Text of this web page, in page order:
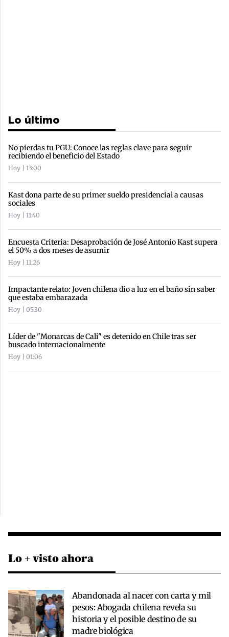
Lo último
No pierdas tu PGU: Conoce las reglas clave para seguir
recibiendo el beneficio del Estado
Hoy | 13:00
Kast dona parte de su primer sueldo presidencial a causas
sociales
Hoy | 11:40
Encuesta Criteria: Desaprobación de José Antonio Kast supera
el 50% a dos meses de asumir
Hoy | 11:26
Impactante relato: Joven chilena dio a luz en el baño sin saber
que estaba embarazada
Hoy | 05:30
Líder de "Monarcas de Cali" es detenido en Chile tras ser
buscado internacionalmente
Hoy | 01:06
Lo + visto ahora
Abandonada al nacer con carta y mil
pesos: Abogada chilena revela su
historia y el posible destino de su
madre biológica